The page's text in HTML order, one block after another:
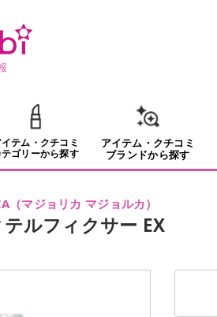
イテム・クチコミ
テゴリーから探す
アイテム・クチコミ
ブランドから探す
（マジョリカ マジョルカ）
ルフィクサー EX